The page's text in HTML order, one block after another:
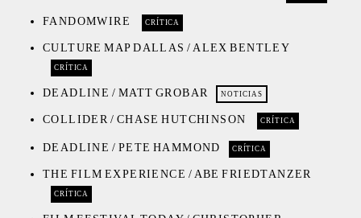
FANDOMWIRE CRÍTICA
CULTURE MAP DALLAS / ALEX BENTLEY
CRÍTICA
DEADLINE / MATT GROBAR NOTICIAS
COLLIDER / CHASE HUTCHINSON CRÍTICA
DEADLINE / PETE HAMMOND CRÍTICA
THE FILM EXPERIENCE / ABE FRIEDTANZER
CRÍTICA